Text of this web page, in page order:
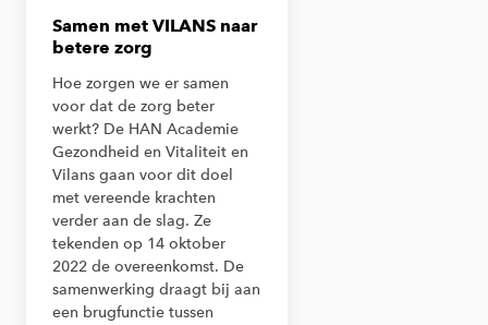
Samen met VILANS naar
betere zorg
Hoe zorgen we er samen
voor dat de zorg beter
werkt? De HAN Academie
Gezondheid en Vitaliteit en
Vilans gaan voor dit doel
met vereende krachten
verder aan de slag. Ze
tekenden op 14 oktober
2022 de overeenkomst. De
samenwerking draagt bij aan
een brugfunctie tussen